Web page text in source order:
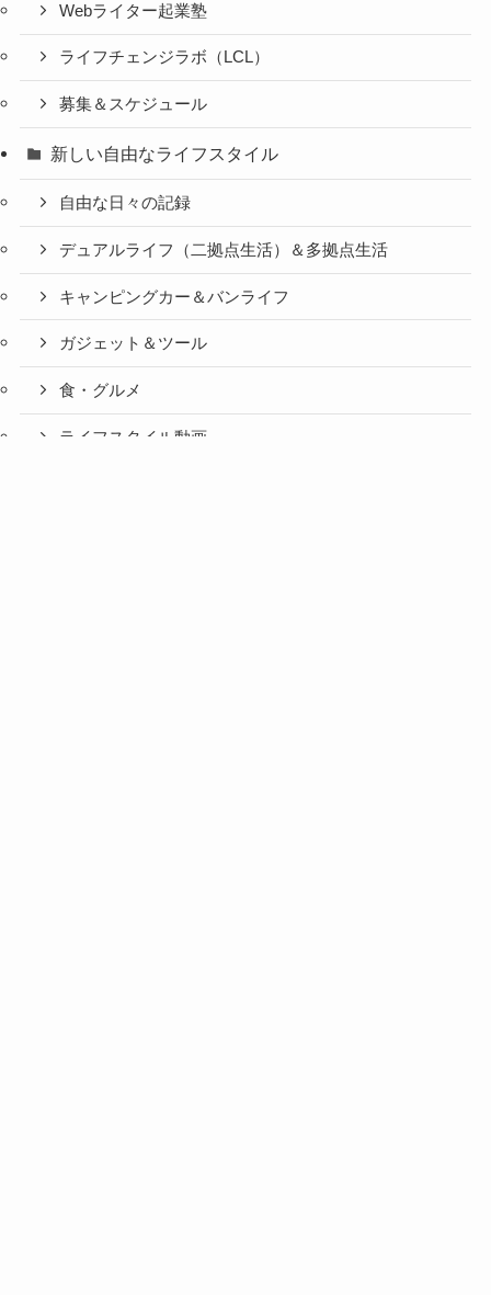
Webライター起業塾
ライフチェンジラボ（LCL）
募集＆スケジュール
新しい自由なライフスタイル
自由な日々の記録
デュアルライフ（二拠点生活）＆多拠点生活
キャンピングカー＆バンライフ
ガジェット＆ツール
食・グルメ
ライフスタイル動画